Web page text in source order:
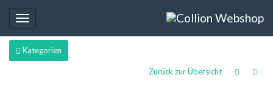
Toggle
navigation
Kategorien
Zurück zur Übersicht